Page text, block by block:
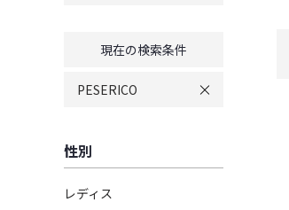
現在の検索条件
PESERICO
性別
レディス